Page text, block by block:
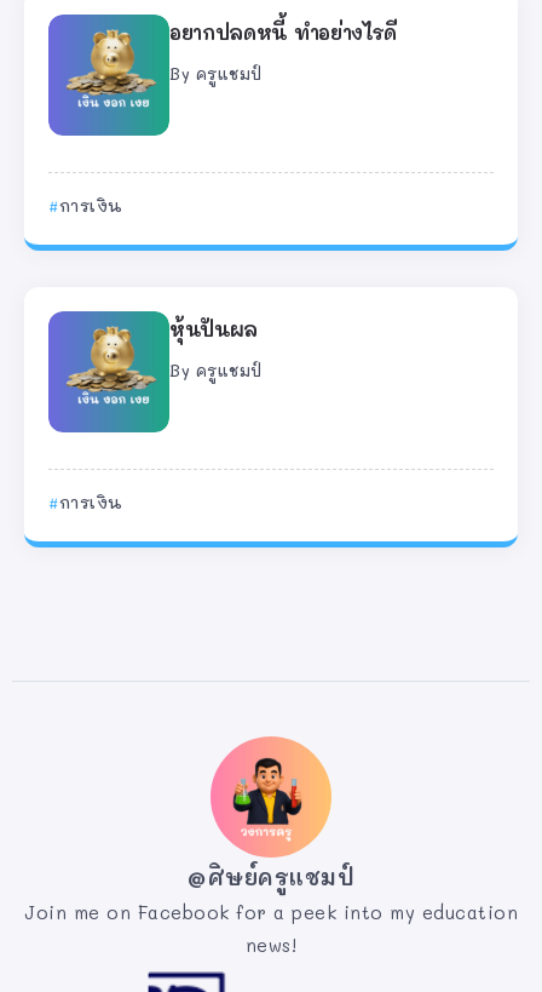
อยากปลดหนี้ ทำอย่างไรดี
By ครูแชมป์
การเงิน
หุ้นปันผล
By ครูแชมป์
การเงิน
@ศิษย์ครูแชมป์
Join me on Facebook for a peek into my education
news!